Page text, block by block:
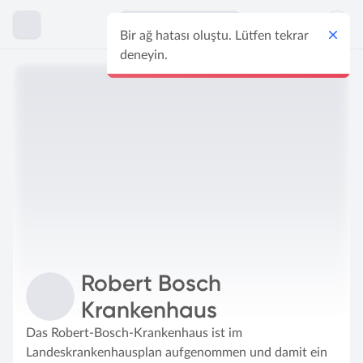
Bir ağ hatası oluştu. Lütfen tekrar
deneyin.
Robert Bosch
Krankenhaus
Das Robert-Bosch-Krankenhaus ist im
Landeskrankenhausplan aufgenommen und damit ein